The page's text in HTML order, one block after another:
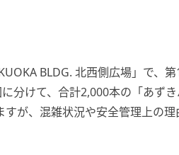
BLDG. 北西側広場」で、第
分けて、合計2,000本の「あず
が、混雑状況や安全管理上の